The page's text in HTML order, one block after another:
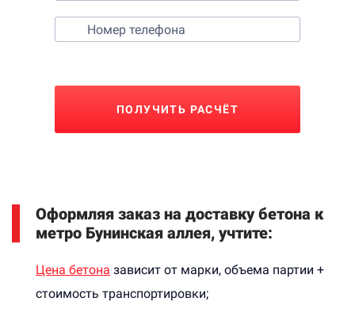
ПОЛУЧИТЬ РАСЧЁТ
Оформляя заказ на доставку бетона к
метро Бунинская аллея, учтите:
Цена бетона зависит от марки, объема партии +
стоимость транспортировки;